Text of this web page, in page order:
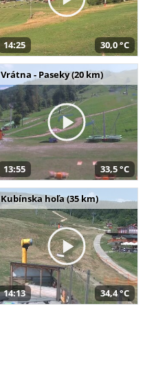
14:25 30,0 °C
Vrátna - Paseky (20 km)
13:55 33,5 °C
Kubínska hoľa (35 km)
14:13 34,4 °C